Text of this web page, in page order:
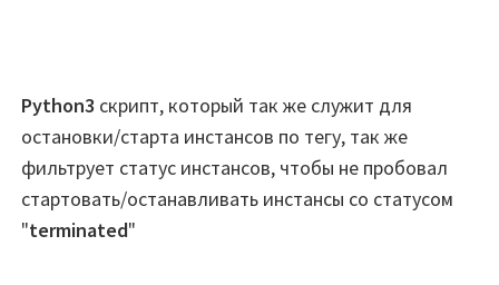
Python3 скрипт, который так же служит для
остановки/старта инстансов по тегу, так же
фильтрует статус инстансов, чтобы не пробовал
стартовать/останавливать инстансы со статусом
"terminated"